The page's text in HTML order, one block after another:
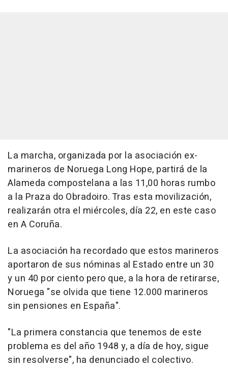
La marcha, organizada por la asociación ex-
marineros de Noruega Long Hope, partirá de la
Alameda compostelana a las 11,00 horas rumbo
a la Praza do Obradoiro. Tras esta movilización,
realizarán otra el miércoles, día 22, en este caso
en A Coruña.
La asociación ha recordado que estos marineros
aportaron de sus nóminas al Estado entre un 30
y un 40 por ciento pero que, a la hora de retirarse,
Noruega "se olvida que tiene 12.000 marineros
sin pensiones en España".
"La primera constancia que tenemos de este
problema es del año 1948 y, a día de hoy, sigue
sin resolverse", ha denunciado el colectivo.